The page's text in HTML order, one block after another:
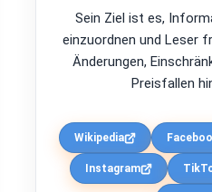
Sein Ziel ist es,
einzuordnen und Leser
Änderungen,
Preisfallen
Wikipedia
Instagram